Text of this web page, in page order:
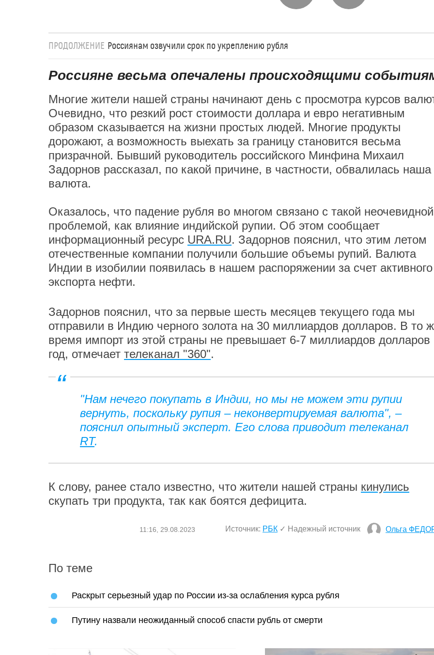
ПРОДОЛЖЕНИЕ Россиянам озвучили срок по укреплению рубля
Россияне весьма опечалены происходящими
Многие жители нашей страны начинают день с просмотра курсов
Очевидно, что резкий рост стоимости доллара и евро негативным
образом сказывается на жизни простых людей. Многие продукты
дорожают, а возможность выехать за границу становится весьма
призрачной. Бывший руководитель российского Минфина Михаил
Задорнов рассказал, по какой причине, в частности, обвалилась наша
валюта.
Оказалось, что падение рубля во многом связано с такой неочевидной
проблемой, как влияние индийской рупии. Об этом сообщает
информационный ресурс URA.RU. Задорнов пояснил, что этим летом
отечественные компании получили большие объемы рупий. Валюта
Индии в изобилии появилась в нашем распоряжении за счет активного
экспорта нефти.
Задорнов пояснил, что за первые шесть месяцев текущего года мы
отправили в Индию черного золота на 30 миллиардов долларов. В то
время импорт из этой страны не превышает 6-7 миллиардов долларов
год, отмечает телеканал "360".
"Нам нечего покупать в Индии, но мы не можем эти рупии
вернуть, поскольку рупия – неконвертируемая валюта", –
пояснил опытный эксперт. Его слова приводит телеканал
RT.
К слову, ранее стало известно, что жители нашей страны кинулись
скупать три продукта, так как боятся дефицита.
11:16, 29.08.2023 Источник: РБК ✓ Надежный источник Ольга
По теме
Раскрыт серьезный удар по России из-за ослабления курса рубля
Путину назвали неожиданный способ спасти рубль от смерти